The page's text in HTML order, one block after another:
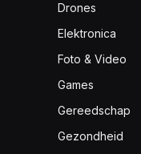
Drones
Elektronica
Foto & Video
Games
Gereedschap
Gezondheid